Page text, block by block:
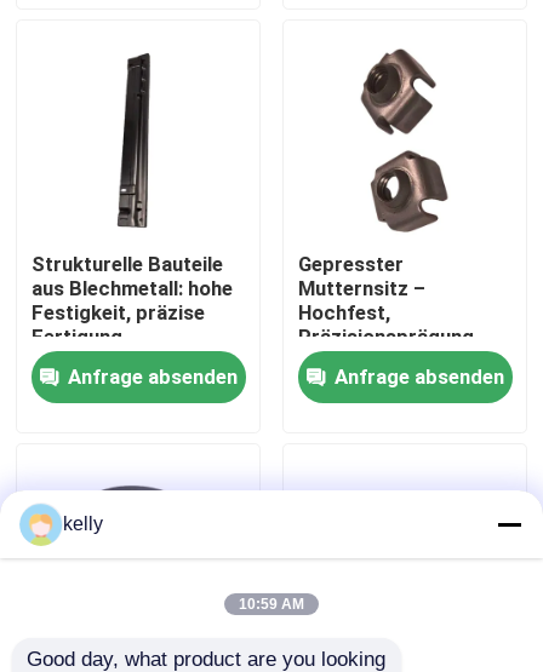
VR Show
Über uns
Fabrik-Ausflug
Treten Sie mit uns in Verbindung
Fälle
Strukturelle Bauteile
aus Blechmetall: hohe
Festigkeit, präzise
Fertigung,
Korrosionsbeständigkeit,
anpassbar
Anfrage absenden
Gepresster
Mutternsitz –
Hochfest,
Präzisionsprägung,
langlebiger Stahl,
einfache Installation
Anfrage absenden
kelly
10:59 AM
Good day, what product are you looking